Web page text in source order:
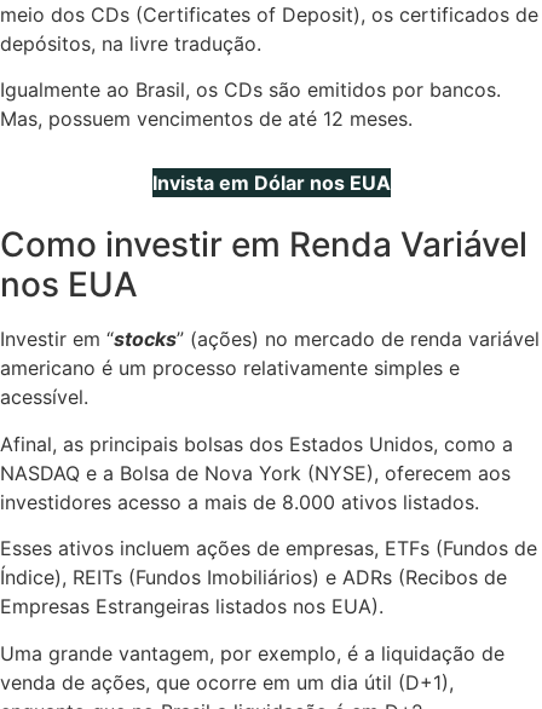
meio dos CDs (Certificates of Deposit), os certificados de
depósitos, na livre tradução.
Igualmente ao Brasil, os CDs são emitidos por bancos.
Mas, possuem vencimentos de até 12 meses.
Invista em Dólar nos EUA
Como investir em Renda Variável
nos EUA
Investir em “stocks” (ações) no mercado de renda variável
americano é um processo relativamente simples e
acessível.
Afinal, as principais bolsas dos Estados Unidos, como a
NASDAQ e a Bolsa de Nova York (NYSE), oferecem aos
investidores acesso a mais de 8.000 ativos listados.
Esses ativos incluem ações de empresas, ETFs (Fundos de
Índice), REITs (Fundos Imobiliários) e ADRs (Recibos de
Empresas Estrangeiras listados nos EUA).
Uma grande vantagem, por exemplo, é a liquidação de
venda de ações, que ocorre em um dia útil (D+1),